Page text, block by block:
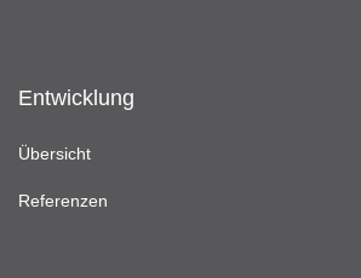
Entwicklung
Übersicht
Referenzen